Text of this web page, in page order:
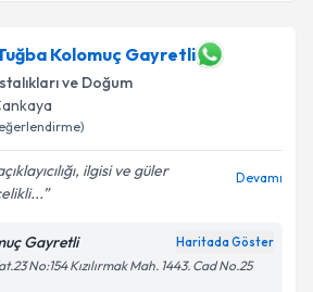
Kolomuç Gayretli
ve Doğum
ilgisi ve güler
Devamı
Gayretli Haritada Göster
No:154 Kızılırmak Mah. 1443. Cad No.25